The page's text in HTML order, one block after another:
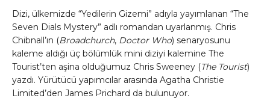
Dizi, ülkemizde “Yedilerin Gizemi” adıyla yayımlanan “The
Seven Dials Mystery” adlı romandan uyarlanmış. Chris
Chibnall’ın (Broadchurch, Doctor Who) senaryosunu
kaleme aldığı üç bölümlük mini diziyi kalemine The
Tourist’ten aşina olduğumuz Chris Sweeney (The Tourist)
yazdı. Yürütücü yapımcılar arasında Agatha Christie
Limited’den James Prichard da bulunuyor.